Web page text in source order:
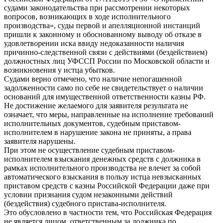
судами законодательства при рассмотрении некоторых
вопросов, возникающих в ходе исполнительного
производства», суды первой и апелляционной инстанций
пришли к законному и обоснованному выводу об отказе в
удовлетворении иска ввиду недоказанности наличия
причинно-следственной связи с действиями (бездействием)
должностных лиц УФССП России по Московской области и
возникновения у истца убытков.
Судами верно отмечено, что наличие непогашенной
задолженности само по себе не свидетельствует о наличии
оснований для имущественной ответственности казны РФ.
Не достижение желаемого для заявителя результата не
означает, что меры, направленные на исполнение требований
исполнительных документов, судебным приставом-
исполнителем в нарушение закона не приняты, а права
заявителя нарушены.
При этом не осуществление судебным приставом-
исполнителем взыскания денежных средств с должника в
рамках исполнительного производства не влечет за собой
автоматического взыскания в пользу истца невзысканных
приставом средств с казны Российской Федерации даже при
условии признания судом незаконными действий
(бездействия) судебного пристава-исполнителя.
Это обусловлено в частности тем, что Российская Федерация
не является лицом, ответственным за должника по